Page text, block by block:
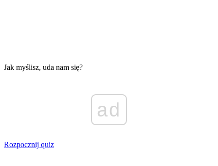
Jak myślisz, uda nam się?
ad
Rozpocznij quiz